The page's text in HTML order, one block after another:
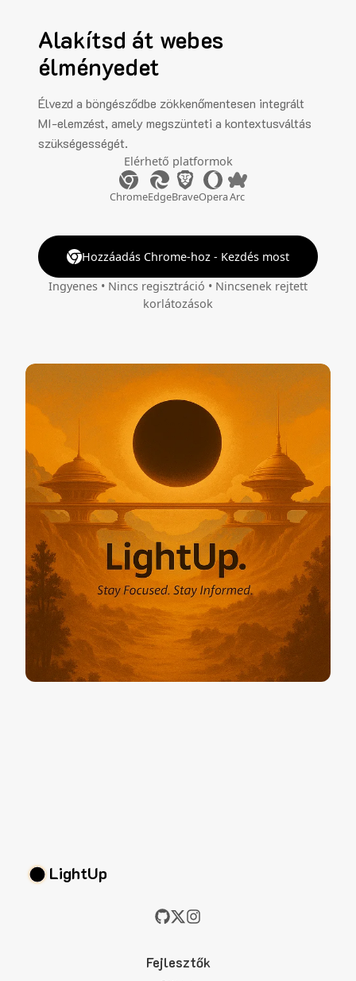
Alakítsd át webes
élményedet
Élvezd a böngésződbe zökkenőmentesen integrált
MI-elemzést, amely megszünteti a kontextusváltás
szükségességét.
Elérhető platformok
ChromeEdgeBraveOperaArc
Hozzáadás Chrome-hoz - Kezdés most
Ingyenes • Nincs regisztráció • Nincsenek rejtett
korlátozások
LightUp
Fejlesztők